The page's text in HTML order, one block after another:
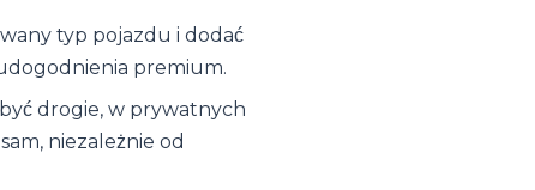
typ pojazdu i dodać
premium.
drogie, w prywatnych
niezależnie od